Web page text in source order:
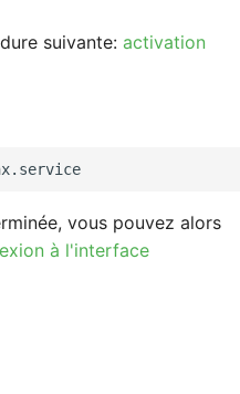
suivante: activation
vous pouvez alors
à l'interface